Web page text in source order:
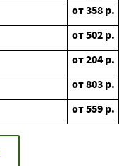
от358р.
от502р.
от204р.
от803р.
от559р.